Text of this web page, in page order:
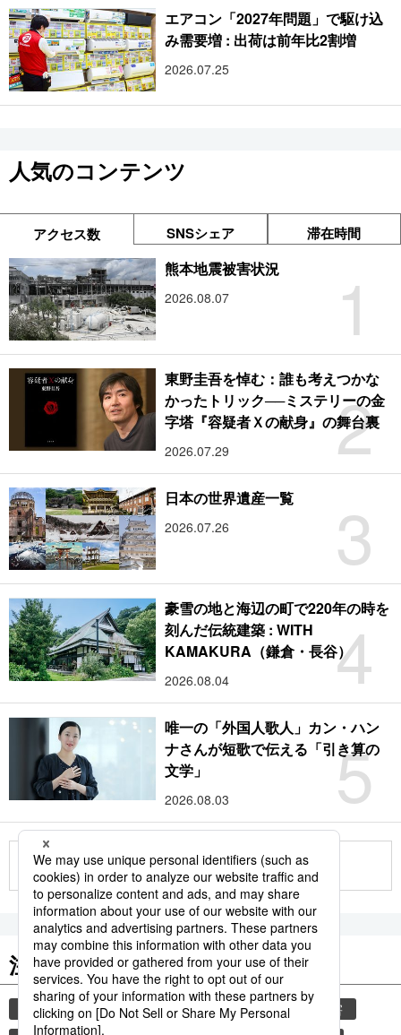
エアコン「2027年問題」で駆け込
み需要増 : 出荷は前年比2割増
2026.07.25
人気のコンテンツ
アクセス数 SNSシェア 滞在時間
1
熊本地震被害状況
2026.08.07
2
東野圭吾を悼む：誰も考えつかな
かったトリック──ミステリーの金
字塔『容疑者Ｘの献身』の舞台裏
2026.07.29
3
日本の世界遺産一覧
2026.07.26
4
豪雪の地と海辺の町で220年の時を
刻んだ伝統建築 : WITH
KAMAKURA（鎌倉・長谷）
2026.08.04
5
唯一の「外国人歌人」カン・ハン
ナさんが短歌で伝える「引き算の
文学」
2026.08.03
もっと見る
注目のキーワード
共同通信ニュース 気象・災害 観光
災害